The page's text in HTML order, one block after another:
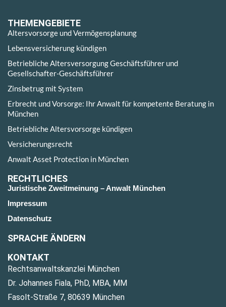
THEMENGEBIETE
Altersvorsorge und Vermögensplanung
Lebensversicherung kündigen
Betriebliche Altersversorgung Geschäftsführer und
Gesellschafter-Geschäftsführer
Zinsbetrug mit System
Erbrecht und Vorsorge: Ihr Anwalt für kompetente Beratung in
München
Betriebliche Altersvorsorge kündigen
Versicherungsrecht
Anwalt Asset Protection in München
RECHTLICHES
Juristische Zweitmeinung – Anwalt München
Impressum
Datenschutz
SPRACHE ÄNDERN
KONTAKT
Rechtsanwaltskanzlei München
Dr. Johannes Fiala, PhD, MBA, MM
Fasolt-Straße 7, 80639 München